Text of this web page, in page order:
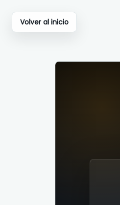
Volver al inicio